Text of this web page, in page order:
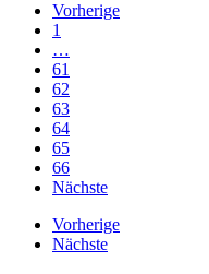
Vorherige
1
…
61
62
63
64
65
66
Nächste
Vorherige
Nächste